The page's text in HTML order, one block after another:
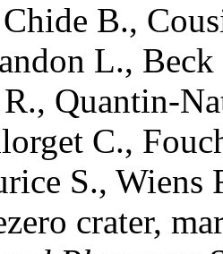
Chide B.,
L., Beck
R., Quantin-
C.,
S., Wiens
crater,